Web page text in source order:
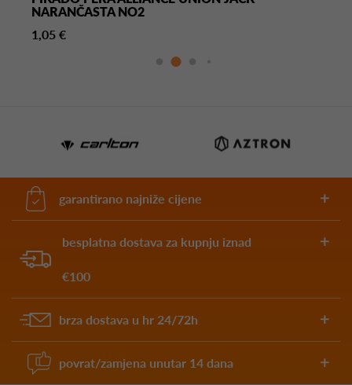
NARANČASTA NO2
1,05 €
garantirano najniže cijene
besplatna dostava za kupnju iznad
€100
brza dostava u hr 24/72h
povrat/zamjena unutar 14 dana